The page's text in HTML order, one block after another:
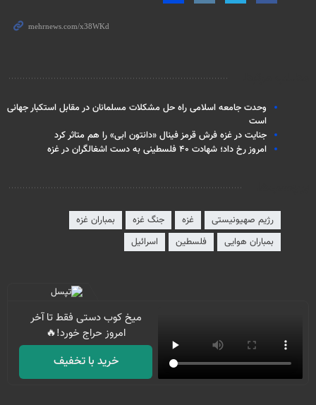
وحدت جامعه اسلامی راه حل مشکلات مسلمانان در مقابل استکبار جهانی
است
جنایت در غزه فرش قرمز فینال «دانتون ابی» را هم متاثر کرد
امروز رخ داد؛ شهادت ۴۰ فلسطینی به دست اشغالگران در غزه
رژیم صهیونیستی غزه جنگ غزه
بمباران غزه
بمباران هوایی
فلسطین اسرائیل
میخ کوب دستی فقط تا آخر
امروز حراج خورد!🔥
خرید با تخفیف